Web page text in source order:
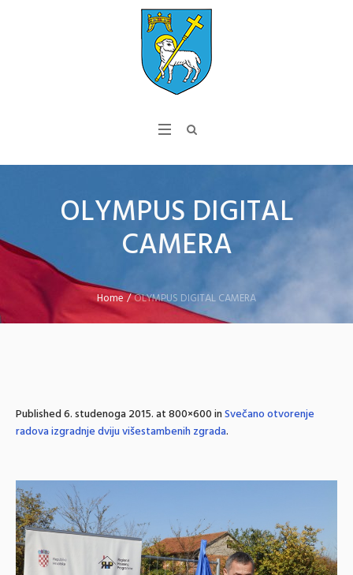
OLYMPUS DIGITAL
CAMERA
Home /OLYMPUS DIGITAL CAMERA
Published6. studenoga 2015.at 800×600 inSvečano otvorenje
radova izgradnje dviju višestambenih zgrada.